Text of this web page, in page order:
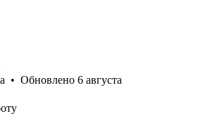
• Обновлено 6 августа